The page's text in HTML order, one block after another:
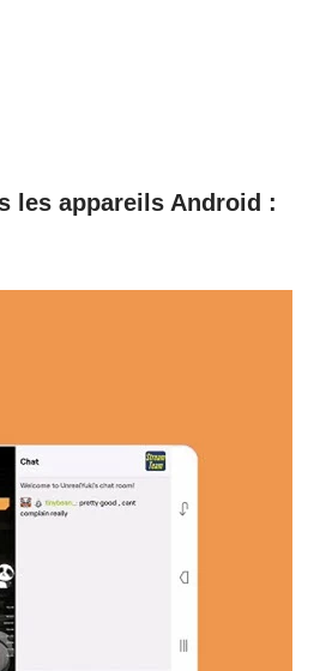
les appareils Android :